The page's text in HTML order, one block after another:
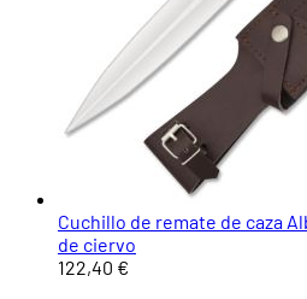
Cuchillo de remate de caza
de ciervo
122,40 €